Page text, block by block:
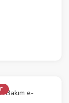
Bakım e-